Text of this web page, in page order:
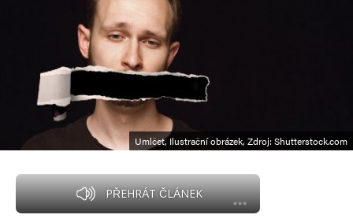
Umlčet, Ilustrační obrázek, Zdroj: Shutterstock.com
PŘEHRÁT ČLÁNEK